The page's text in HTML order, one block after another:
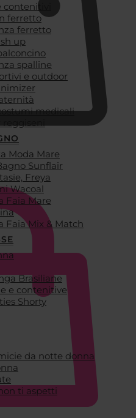
ferretto
ferretto
up
spalline
e outdoor
medicali
Moda Mare
Sunflair
Freya
Wacoal
Faia Mare
Faia Mix & Match
Brasiliane
e contenitive
Shorty
da notte donna
ti aspetti